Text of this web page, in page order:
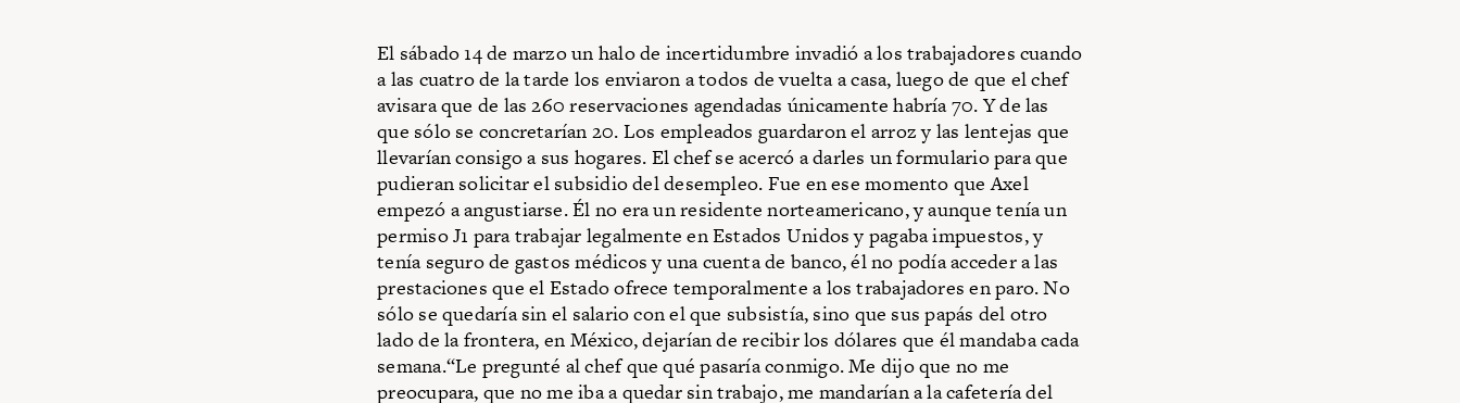
El sábado 14 de marzo un halo de incertidumbre invadió a los trabajadores cuando
a las cuatro de la tarde los enviaron a todos de vuelta a casa, luego de que el chef
avisara que de las 260 reservaciones agendadas únicamente habría 70. Y de las
que sólo se concretarían 20. Los empleados guardaron el arroz y las lentejas que
llevarían consigo a sus hogares. El chef se acercó a darles un formulario para que
pudieran solicitar el subsidio del desempleo. Fue en ese momento que Axel
empezó a angustiarse. Él no era un residente norteamericano, y aunque tenía un
permiso J1 para trabajar legalmente en Estados Unidos y pagaba impuestos, y
tenía seguro de gastos médicos y una cuenta de banco, él no podía acceder a las
prestaciones que el Estado ofrece temporalmente a los trabajadores en paro. No
sólo se quedaría sin el salario con el que subsistía, sino que sus papás del otro
lado de la frontera, en México, dejarían de recibir los dólares que él mandaba cada
semana.“Le pregunté al chef que qué pasaría conmigo. Me dijo que no me
preocupara, que no me iba a quedar sin trabajo, me mandarían a la cafetería del